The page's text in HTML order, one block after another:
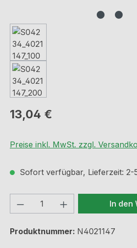
Regulärer Preis:
13,04 €
Preise inkl. MwSt. zzgl.
Sofort verfügbar, Lieferzeit: 2-
Produkt Anzahl: GibIn den
Produktnummer: N4021147